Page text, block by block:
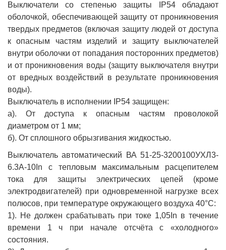
Выключатели со степенью защиты IP54 обладают
оболочкой, обеспечивающей защиту от проникновения
твердых предметов (включая защиту людей от доступа
к опасным частям изделий и защиту выключателей
внутри оболочки от попадания посторонних предметов)
и от проникновения воды (защиту выключателя внутри
от вредных воздействий в результате проникновения
воды).
Выключатель в исполнении IP54 защищен:
а). От доступа к опасным частям проволокой
диаметром от 1 мм;
б). От сплошного обрызгивания жидкостью.
Выключатель автоматический ВА 51-25-3200100УХЛ3-
6.3А-10In с тепловым максимальным расцепителем
тока для защиты электрических цепей (кроме
электродвигателей) при одновременной нагрузке всех
полюсов, при температуре окружающего воздуха 40°С:
1). Не должен срабатывать при токе 1,05In в течение
времени 1 ч при начале отсчёта с «холодного»
состояния.